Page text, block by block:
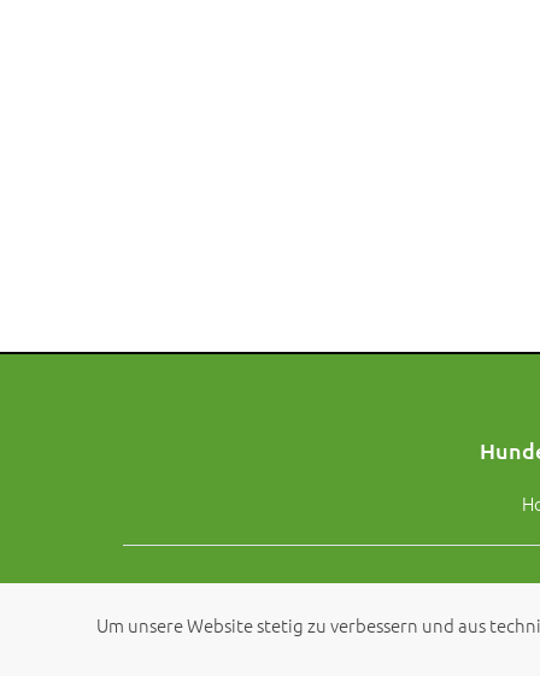
Um unsere Website stetig zu verbessern und aus